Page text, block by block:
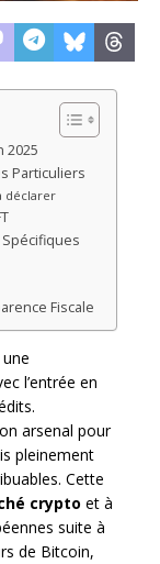
2025
Particuliers
déclarer
Fiscale
l’entrée en
arsenal pour
pleinement
Cette
crypto et à
suite à
de Bitcoin,